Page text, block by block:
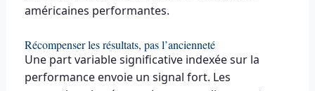
américaines performantes.
Récompenser les résultats, pas l’ancienneté
Une part variable significative indexée sur la
performance envoie un signal fort. Les